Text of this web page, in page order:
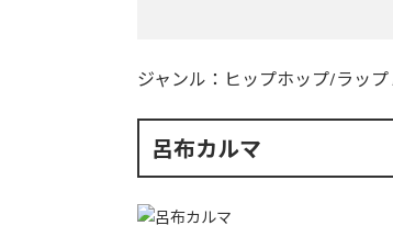
ジャンル： ヒップホップ/ラップ
呂布カルマ